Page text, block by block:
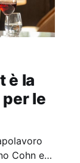
è la
le
Cohn e